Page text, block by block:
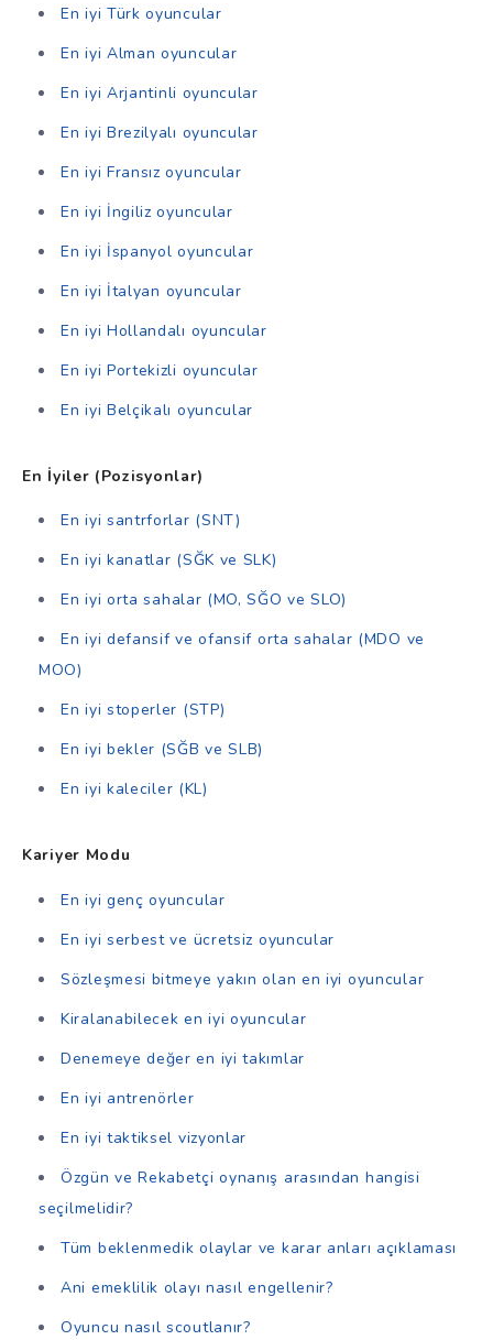
En iyi Türk oyuncular
En iyi Alman oyuncular
En iyi Arjantinli oyuncular
En iyi Brezilyalı oyuncular
En iyi Fransız oyuncular
En iyi İngiliz oyuncular
En iyi İspanyol oyuncular
En iyi İtalyan oyuncular
En iyi Hollandalı oyuncular
En iyi Portekizli oyuncular
En iyi Belçikalı oyuncular
En İyiler (Pozisyonlar)
En iyi santrforlar (SNT)
En iyi kanatlar (SĞK ve SLK)
En iyi orta sahalar (MO, SĞO ve SLO)
En iyi defansif ve ofansif orta sahalar (MDO ve
MOO)
En iyi stoperler (STP)
En iyi bekler (SĞB ve SLB)
En iyi kaleciler (KL)
Kariyer Modu
En iyi genç oyuncular
En iyi serbest ve ücretsiz oyuncular
Sözleşmesi bitmeye yakın olan en iyi oyuncular
Kiralanabilecek en iyi oyuncular
Denemeye değer en iyi takımlar
En iyi antrenörler
En iyi taktiksel vizyonlar
Özgün ve Rekabetçi oynanış arasından hangisi
seçilmelidir?
Tüm beklenmedik olaylar ve karar anları açıklaması
Ani emeklilik olayı nasıl engellenir?
Oyuncu nasıl scoutlanır?